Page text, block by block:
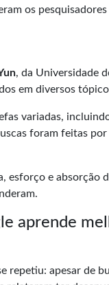
os
, da Universidade
em diversos
variadas,
foram feitas
esforço e absorção
aprende
repetiu: apesar de